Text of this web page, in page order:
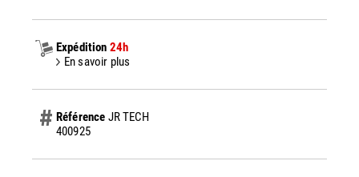
Expédition 24h
En savoir plus
Référence JR TECH
400925